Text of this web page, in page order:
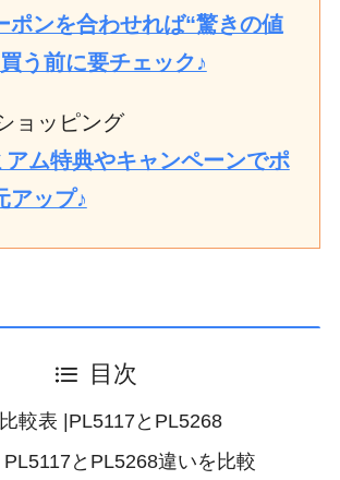
ポンを合わせれば“驚きの値
う前に要チェック♪
ョッピング
アム特典やキャンペーンでポ
アップ♪
目次
較表 |PL5117とPL5268
とPL5268違いを比較